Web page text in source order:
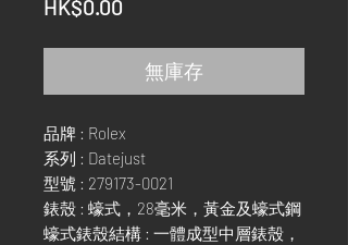
HK$0.00
無庫存
品牌 : Rolex
系列 : Datejust
型號 : 279173-0021
錶殼 : 蠔式，28毫米，黃金及蠔式鋼
蠔式錶殼結構 : 一體成型中層錶殼，